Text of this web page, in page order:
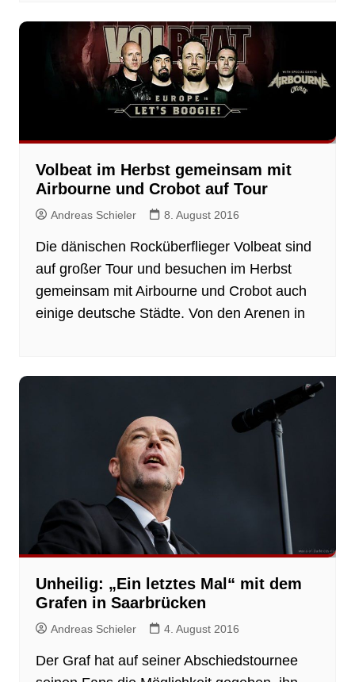
Volbeat im Herbst gemeinsam mit
Airbourne und Crobot auf Tour
Andreas Schieler 8. August 2016
Die dänischen Rocküberflieger Volbeat sind
auf großer Tour und besuchen im Herbst
gemeinsam mit Airbourne und Crobot auch
einige deutsche Städte. Von den Arenen in
Unheilig: „Ein letztes Mal“ mit dem
Grafen in Saarbrücken
Andreas Schieler 4. August 2016
Der Graf hat auf seiner Abschiedstournee